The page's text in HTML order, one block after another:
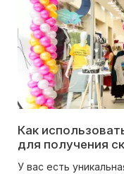
Как
для получения
У вас есть